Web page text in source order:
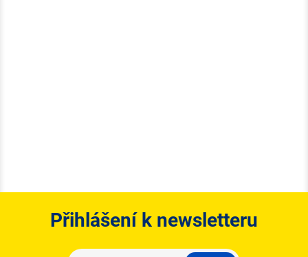
Přihlášení k newsletteru